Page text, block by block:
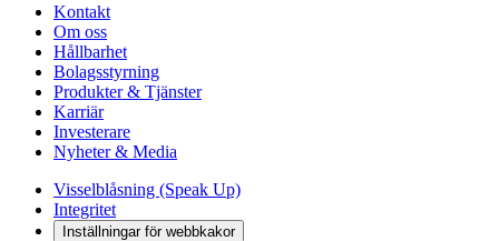
Kontakt
Om oss
Hållbarhet
Bolagsstyrning
Produkter & Tjänster
Karriär
Investerare
Nyheter & Media
Visselblåsning (Speak Up)
Integritet
Inställningar för webbkakor